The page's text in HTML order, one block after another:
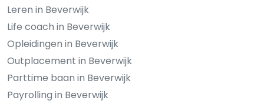
Leren in Beverwijk
Life coach in Beverwijk
Opleidingen in Beverwijk
Outplacement in Beverwijk
Parttime baan in Beverwijk
Payrolling in Beverwijk